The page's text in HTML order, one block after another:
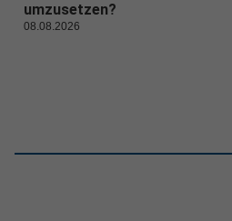
umzusetzen?
08.08.2026